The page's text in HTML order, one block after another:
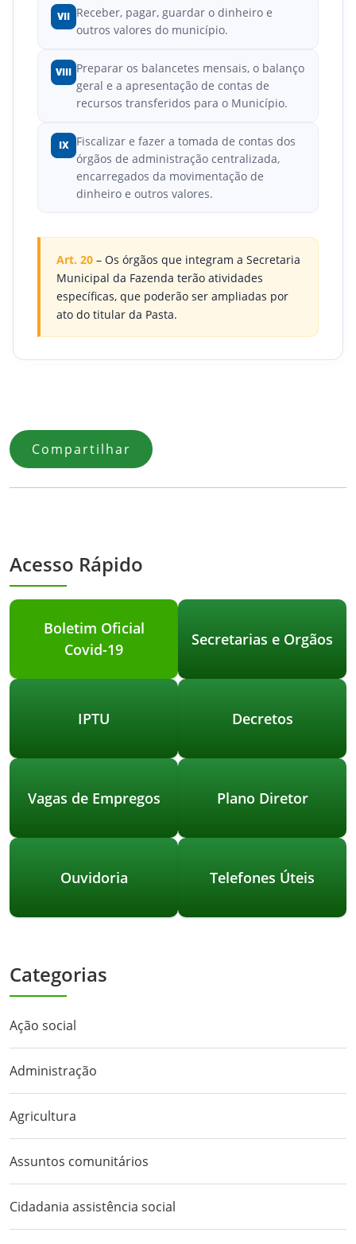
VII Receber, pagar, guardar o dinheiro e
outros valores do município.
VIII Preparar os balancetes mensais, o balanço
geral e a apresentação de contas de
recursos transferidos para o Município.
IX
Fiscalizar e fazer a tomada de contas dos
órgãos de administração centralizada,
encarregados da movimentação de
dinheiro e outros valores.
Art. 20 – Os órgãos que integram a Secretaria
Municipal da Fazenda terão atividades
específicas, que poderão ser ampliadas por
ato do titular da Pasta.
Compartilhar
Acesso Rápido
Boletim Oficial
Covid-19
Secretarias e Orgãos
IPTU Decretos
Vagas de Empregos Plano Diretor
Ouvidoria Telefones Úteis
Categorias
Ação social
Administração
Agricultura
Assuntos comunitários
Cidadania assistência social